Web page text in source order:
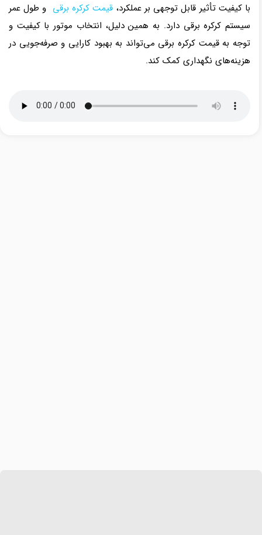
با کیفیت تأثیر قابل توجهی بر عملکرد،قیمت کرکره برقیو طول عمر
سیستم کرکره برقی دارد. به همین دلیل، انتخاب موتور با کیفیت و
توجه به قیمت کرکره برقی می‌تواند به بهبود کارایی و صرفه‌جویی در
هزینه‌های نگهداری کمک کند.